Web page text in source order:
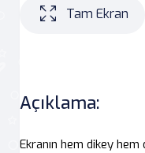
Tam Ekran
Açıklama:
Ekranın hem dikey